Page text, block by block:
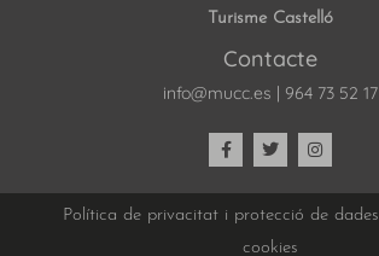
Turisme Castelló
Contacte
info@mucc.es | 964 73 52 17
Política de privacitat i protecció de dades
cookies